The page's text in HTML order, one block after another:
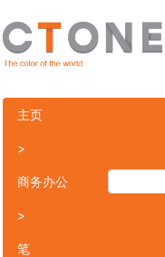
主页
>
商务办公
>
笔